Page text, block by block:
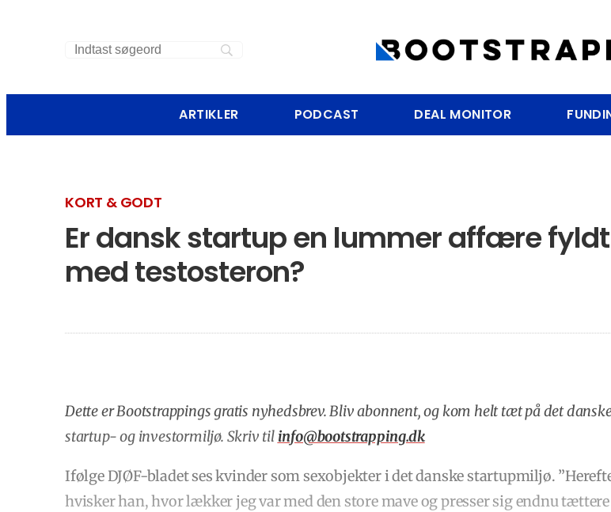
ARTIKLER PODCAST DEAL MONITOR
KORT & GODT
Er dansk startup en lummer affære fyldt
med testosteron?
Dette er Bootstrappings gratis nyhedsbrev. Bliv abonnent, og kom helt tæt på det
startup- og investormiljø. Skriv til info@bootstrapping.dk
Ifølge DJØF-bladet ses kvinder som sexobjekter i det danske startupmiljø.
hvisker han, hvor lækker jeg var med den store mave og presser sig endnu